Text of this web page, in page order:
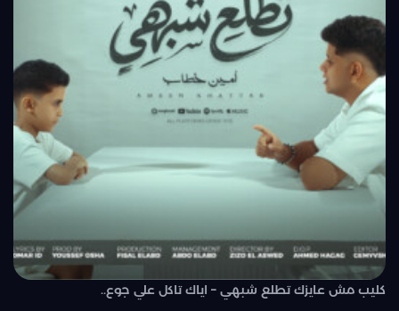
كليب مش عايزك تطلع شبهي – اياك تاكل علي جوع..